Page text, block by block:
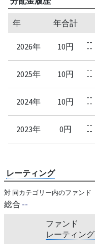
年 年合計
2026年 10円 --
--
2025年 10円 --
--
2024年 10円 --
--
2023年 0円 --
--
レーティング
対 同カテゴリー内のファンド
総合 --
ファンド
レーティング